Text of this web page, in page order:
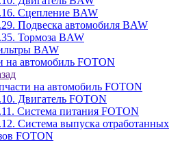
Сцепление BAW
Подвеска автомобиля BAW
Тормоза BAW
BAW
на автомобиль FOTON
на автомобиль FOTON
Двигатель FOTON
Система питания FOTON
Система выпуска отработанных
FOTON